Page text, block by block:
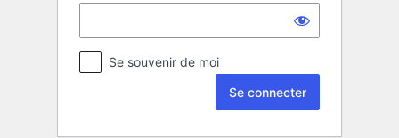
Se souvenir de moi